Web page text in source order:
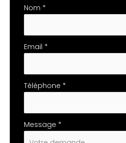
téléphone
Nom *
Email *
Téléphone *
Message *